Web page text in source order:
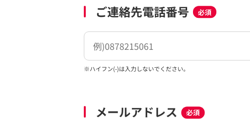
ご連絡先電話番号 必須
※ハイフン(-)は入力しないでください。
メールアドレス 必須